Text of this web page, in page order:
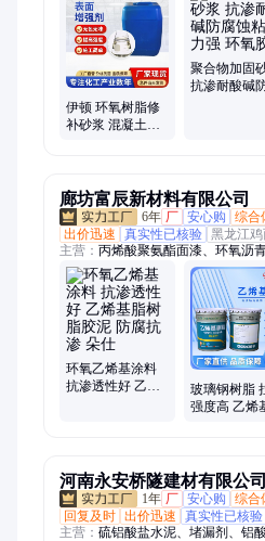
面修补料、色差修复剂、混凝土防
速凝剂、膨胀剂
伊顿 环氧树脂修
补砂浆 混凝土密
聚合物加固
抗渗耐酸碱
廊坊富辰新材料有限公司
6年 厂 安心购 综合
出价迅速
真实性已核验 黑龙江
主营： 丙烯酸聚氨酯面漆、环氧沥
泥、乙烯基树脂
环氧乙烯基涂料
抗渗透性好 乙烯
玻璃钢树脂
强度高 乙烯
河南永安桥隧建材有限公司
1年 厂 安心购 综合
回复及时 出价迅速 真实性已核验
主营： 硫铝酸盐水泥、堵漏剂、铝